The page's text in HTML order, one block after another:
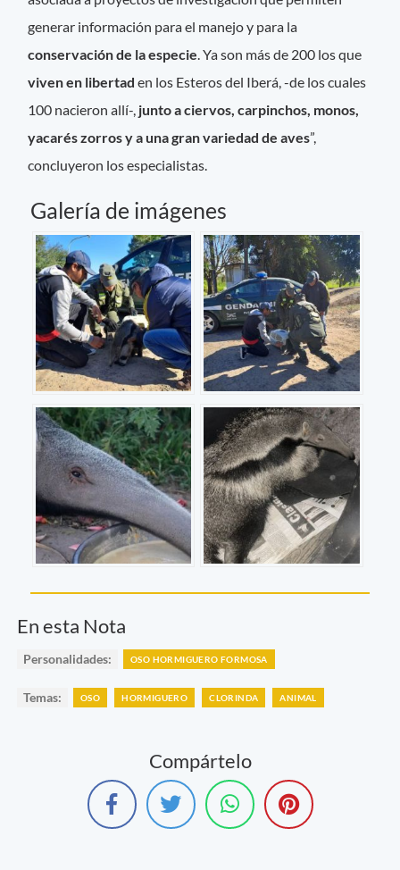
generar información para el manejo y para la
conservación de la especie . Ya son más de 200 los que
viven en libertad en los Esteros del Iberá, -de los cuales
100 nacieron allí-, junto a ciervos, carpinchos, monos,
yacarés zorros y a una gran variedad de aves”,
concluyeron los especialistas.
Galería de imágenes
En esta Nota
Personalidades: OSO HORMIGUERO FORMOSA
Temas: OSO HORMIGUERO CLORINDA ANIMAL
Compártelo